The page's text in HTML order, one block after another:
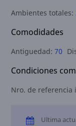
Ambientes totales:
Comodidades
Antiguedad:70
Condiciones
Nro. de
Ultima